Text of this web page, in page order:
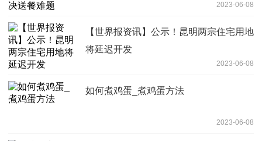
2023-06-08
【世界报资讯】公示！昆明两宗住宅用地
将延迟开发
2023-06-08
如何煮鸡蛋_煮鸡蛋方法
2023-06-08